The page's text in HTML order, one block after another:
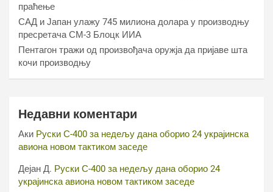
праћење
САД и Јапан улажу 745 милиона долара у производњу
пресретача СМ-3 Блоцк ИИА
Пентагон тражи од произвођача оружја да пријаве шта
кочи производњу
Недавни коментари
Аки Руски С-400 за недељу дана оборио 24 украјинска
авиона новом тактиком заседе
Дејан Д. Руски С-400 за недељу дана оборио 24
украјинска авиона новом тактиком заседе